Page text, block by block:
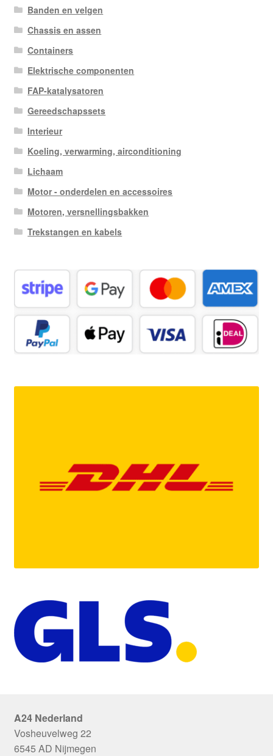
Banden en velgen
Chassis en assen
Containers
Elektrische componenten
FAP-katalysatoren
Gereedschapssets
Interieur
Koeling, verwarming, airconditioning
Lichaam
Motor - onderdelen en accessoires
Motoren, versnellingsbakken
Trekstangen en kabels
A24 Nederland
Vosheuvelweg 22
6545 AD Nijmegen